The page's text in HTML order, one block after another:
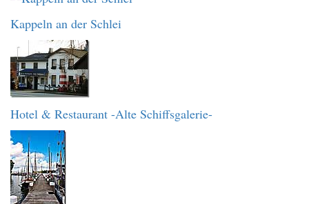
Kappeln an der Schlei
Hotel & Restaurant -Alte Schiffsgalerie-